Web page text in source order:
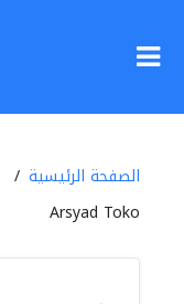
الصفحة الرئيسية
Arsyad Toko